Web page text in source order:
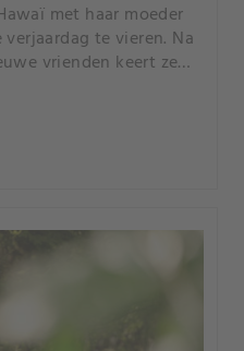
met haar moeder
te vieren. Na
vrienden keert ze
een nabijgelegen